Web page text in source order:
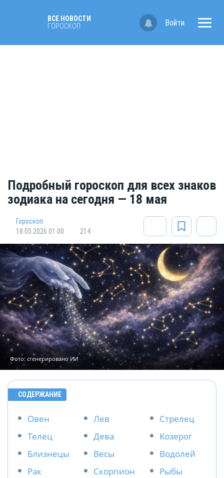
ВСЕ НОВОСТИ
ГОРОСКОП
Войти
Подробный гороскоп для всех знаков
зодиака на сегодня — 18 мая
Гороскоп
18.05.2026 01:00
214
Фото: сгенерировано ИИ
СОДЕРЖАНИЕ
Овен
Телец
Близнецы
Рак
Лев
Дева
Весы
Скорпион
Стрелец
Козерог
Водолей
Рыбы